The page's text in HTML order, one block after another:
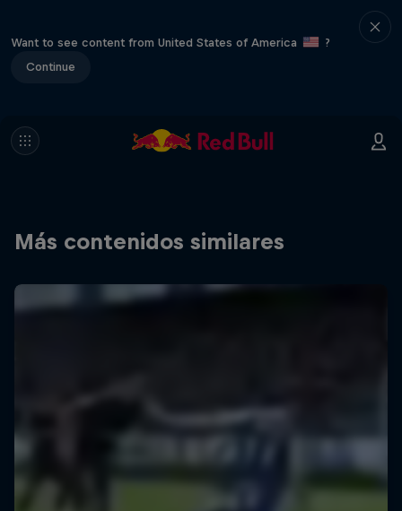
Want to see content from United States of America
?
Continue
Más contenidos similares